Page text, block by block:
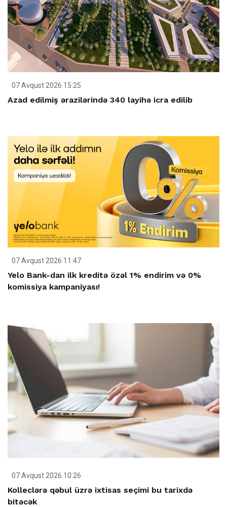
07 Avqust 2026 15:25
Azad edilmiş ərazilərində 340 layihə icra edilib
07 Avqust 2026 11:47
Yelo Bank-dan ilk kreditə özəl 1% endirim və 0%
komissiya kampaniyası!
07 Avqust 2026 10:26
Kolleclərə qəbul üzrə ixtisas seçimi bu tarixdə
bitəcək